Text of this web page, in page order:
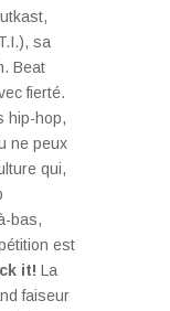
sa
Beat
fierté.
hip-hop,
ne peux
qui,
bas,
est
it! La
faiseur